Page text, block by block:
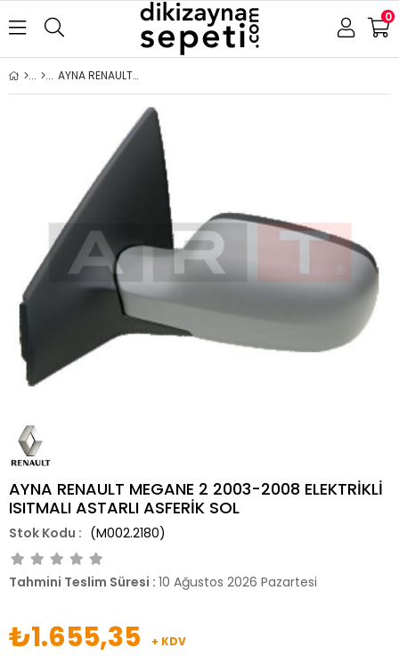
0
AYNA RENAULT MEGANE 2 2003-2008 ELEKTRİKLİ ISITMALI ASTARLI ASFERİK SOL
AYNA RENAULT MEGANE 2 2003-2008 ELEKTRİKLİ
ISITMALI ASTARLI ASFERİK SOL
(M002.2180)
Tahmini Teslim Süresi : 10 Ağustos 2026 Pazartesi
₺1.655,35 + KDV